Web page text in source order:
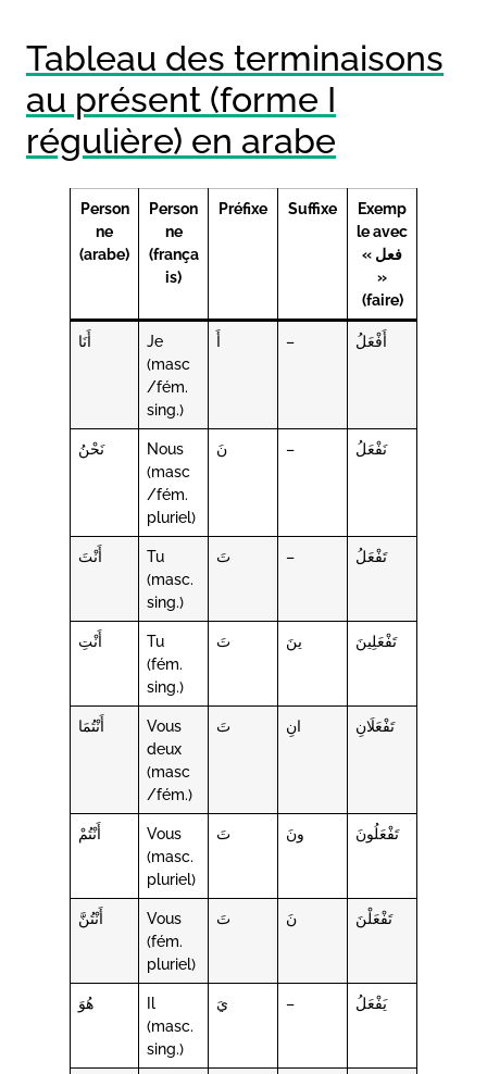
Tableau des terminaisons
au présent (forme I
régulière) en arabe
Person
ne
(arabe)
Person
ne
(frança
is)
Préfixe Suffixe
Exemp
le avec
« فعل
»
(faire)
أَنَا
Je
(masc
/fém.
sing.)
أَ – أَفْعَلُ
نَحْنُ
Nous
(masc
/fém.
pluriel)
نَ – نَفْعَلُ
أَنْتَ
Tu
(masc.
sing.)
تَ – تَفْعَلُ
أَنْتِ
Tu
(fém.
sing.)
تَ ينَ تَفْعَلِينَ
أَنْتُمَا
Vous
deux
(masc
/fém.)
تَ انِ تَفْعَلَانِ
أَنْتُمْ
Vous
(masc.
pluriel)
تَ ونَ تَفْعَلُونَ
أَنْتُنَّ
Vous
(fém.
pluriel)
تَ نَ تَفْعَلْنَ
هُوَ
Il
(masc.
sing.)
يَ – يَفْعَلُ